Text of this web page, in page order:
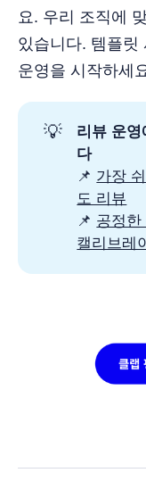
요. 우리 조직에
있습니다. 템플릿
운영을 시작하세
💡
리뷰 운영
다
📌 가장
도 리뷰
📌 공정
캘리브레